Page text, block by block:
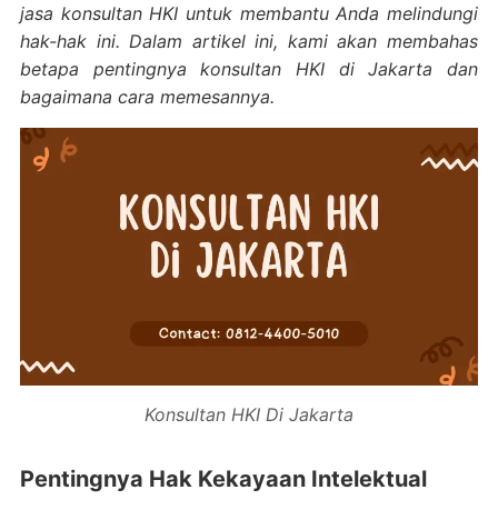
jasa konsultan HKI untuk membantu Anda melindungi
hak-hak ini. Dalam artikel ini, kami akan membahas
betapa pentingnya konsultan HKI di Jakarta dan
bagaimana cara memesannya.
Konsultan HKI Di Jakarta
Pentingnya Hak Kekayaan Intelektual